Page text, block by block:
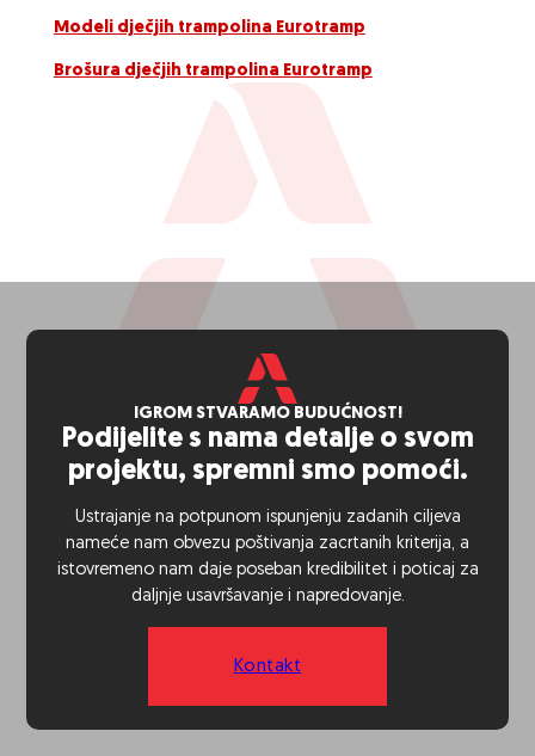
Modeli dječjih trampolina Eurotramp
Brošura dječjih trampolina Eurotramp
IGROM STVARAMO BUDUĆNOST!
Podijelite s nama detalje o svom
projektu, spremni smo pomoći.
Ustrajanje na potpunom ispunjenju zadanih ciljeva
nameće nam obvezu poštivanja zacrtanih kriterija, a
istovremeno nam daje poseban kredibilitet i poticaj za
daljnje usavršavanje i napredovanje.
Kontakt